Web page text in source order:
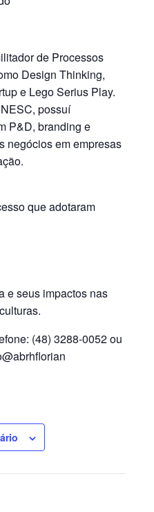
de Processos
Design Thinking,
e Lego Serius Play.
possuí
P&D, branding e
negócios em empresas
que adotaram
e seus impactos nas
(48) 3288-0052 ou